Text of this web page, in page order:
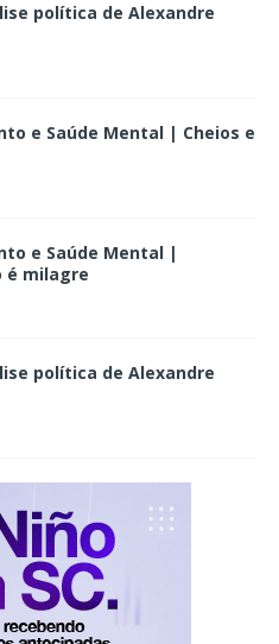
política de Alexandre
e Saúde Mental | Cheios e
e Saúde Mental |
é milagre
política de Alexandre